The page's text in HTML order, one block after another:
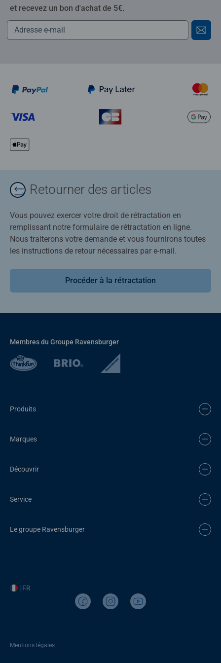
et recevez un bon d'achat de 5€.
Retourner des articles
Vous pouvez exercer votre droit de rétractation en
remplissant notre formulaire de rétractation en ligne.
Nous traiterons votre demande et vous fournirons toutes
les instructions de retour nécessaires par e-mail.
Procéder à la rétractation
Membres du Groupe Ravensburger
Produits
Marques
Découvrir
Service
Le groupe Ravensburger
| FR
Mentions légales